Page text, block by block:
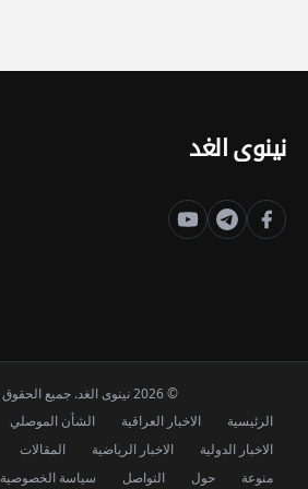
نينوى الغد
© 2026 نينوى الغد. جميع الحقوق محفوظة.
الرئيسية الاخبار العراقية الشأن الموصلي
الاخبار الدولية
الاخبار الرياضية المقالات
منوعة
حول التواصل سياسة الخصوصية